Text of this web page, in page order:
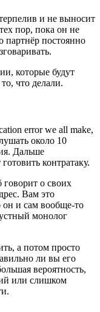
и не выносит
пор, пока он не
партнёр постоянно
которые будут
что делали.
error we all make,
около 10
Дальше
контратаку.
о своих
Вам это
он и сам вообще-то
монолог
а потом просто
ли вы его
вероятность,
или слишком